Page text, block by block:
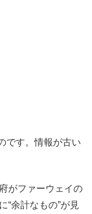
です。情報が古い
がファーウェイの
“余計なもの”が見